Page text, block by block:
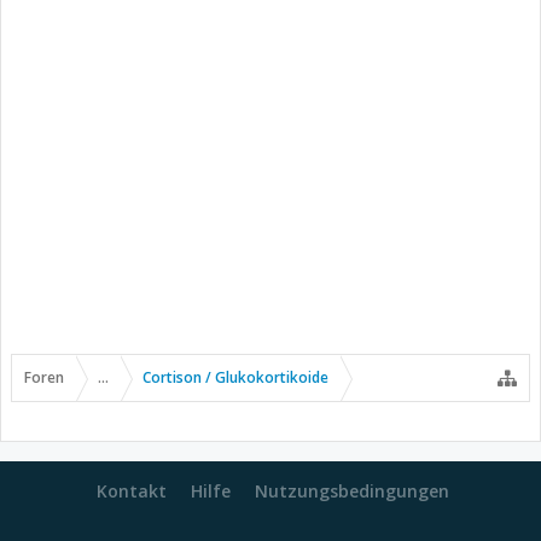
Foren ... Cortison / Glukokortikoide
Kontakt Hilfe Nutzungsbedingungen